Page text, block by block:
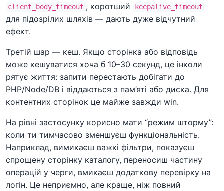
client_body_timeout , коротший keepalive_timeout
для підозрілих шляхів — дають дуже відчутний
ефект.
Третій шар — кеш. Якщо сторінка або відповідь
може кешуватися хоча б 10–30 секунд, це інколи
рятує життя: запити перестають добігати до
PHP/Node/DB і віддаються з пам’яті або диска. Для
контентних сторінок це майже завжди win.
На рівні застосунку корисно мати “режим шторму”:
коли ти тимчасово зменшуєш функціональність.
Наприклад, вимикаєш важкі фільтри, показуєш
спрощену сторінку каталогу, переносиш частину
операцій у черги, вмикаєш додаткову перевірку на
логін. Це неприємно, але краще, ніж повний